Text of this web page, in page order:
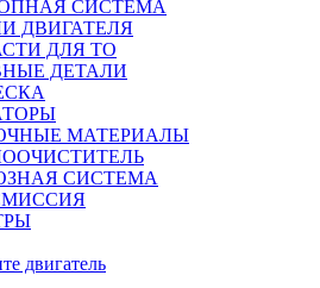
СИСТЕМА
ДВИГАТЕЛЯ
ДЛЯ ТО
ДЕТАЛИ
МАТЕРИАЛЫ
СИСТЕМА
двигатель